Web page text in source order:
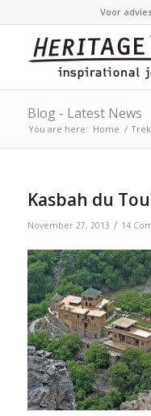
Voor
Blog - Latest News
You are here: Home /
Kasbah du
November 27, 2013 / 14